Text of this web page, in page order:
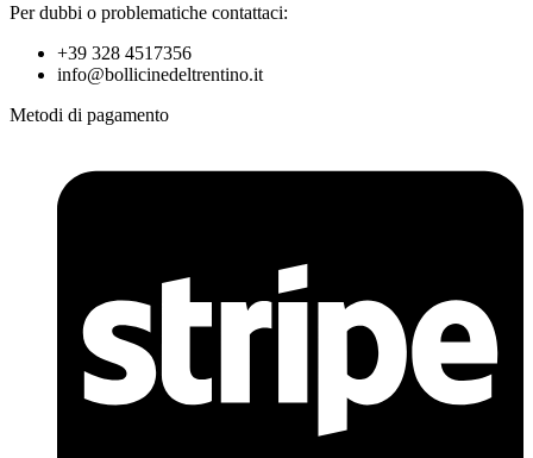
Per dubbi o problematiche contattaci:
+39 328 4517356
info@bollicinedeltrentino.it
Metodi di pagamento